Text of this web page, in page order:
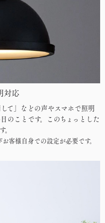
対応
て」などの声やスマホで照明
のことです。このちょっとした
。
客様自身での設定が必要です。